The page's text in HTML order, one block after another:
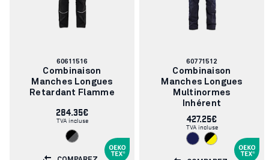
Numéro
d'article:
60611516
Combinaison
Manches Longues
Retardant Flamme
284.35€
TVA incluse
Numéro
d'article:
60771512
Combinaison
Manches Longues
Multinormes
Inhérent
427.25€
TVA incluse